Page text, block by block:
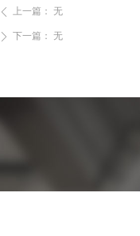
ꄴ 上一篇： 无
ꄲ 下一篇： 无